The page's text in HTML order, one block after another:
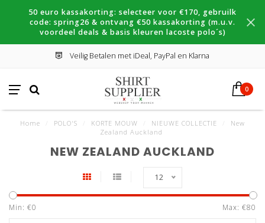
50 euro kassakorting: selecteer voor €170, gebruilk
code: spring26 & ontvang €50 kassakorting (m.u.v.
voordeel deals & basis kleuren lacoste polo´s)
Veilig Betalen met iDeal, PayPal en Klarna
0
Home POLO'S KORTE MOUW NIEUWE COLLECTIE
New
Zealand Auckland
NEW ZEALAND AUCKLAND
12
Min: €0 Max: €80